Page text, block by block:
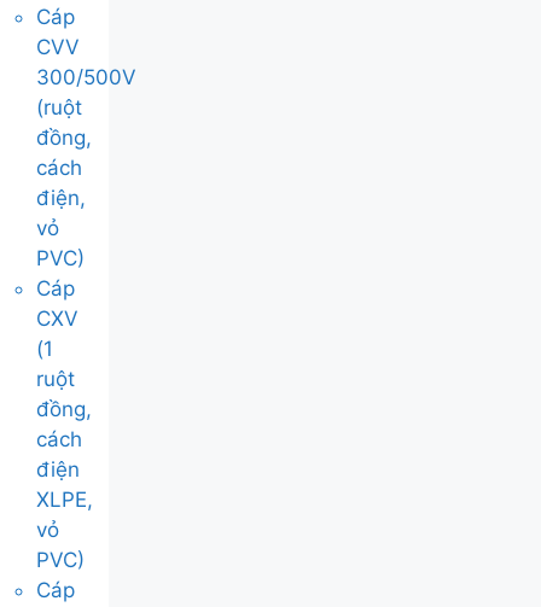
Cáp
CVV
300/500V
(ruột
đồng,
cách
điện,
vỏ
PVC)
Cáp
CXV
(1
ruột
đồng,
cách
điện
XLPE,
vỏ
PVC)
Cáp